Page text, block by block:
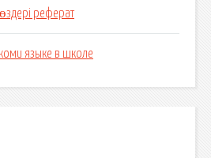
реферат
языке в школе